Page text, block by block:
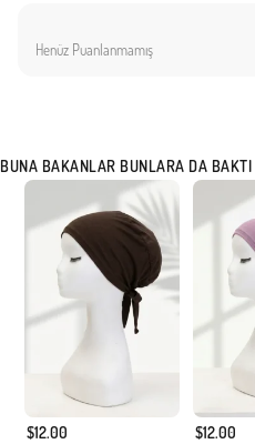
Henüz Puanlanmamış
BUNA BAKANLAR BUNLARA DA BAKTI
$12.00 $12.00